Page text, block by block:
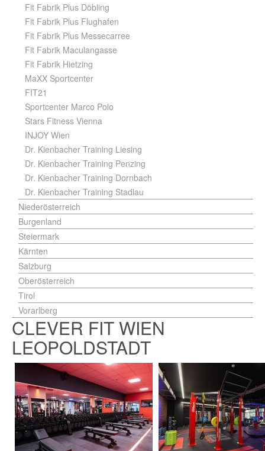
Fit Fabrik Plus Döbling
Fit Fabrik Plus Flughafen
Fit Fabrik Plus Messecarree
Fit Fabrik Maculangasse
Fit Fabrik Hietzing
MaXX Sportcenter
FIT21
Sportcenter Marco Polo
Stars Fitness Vienna
INJOY Wien
Dr. Kienbacher Training Liesing
Dr. Kienbacher Training Penzing
Dr. Kienbacher Training Dornbach
Dr. Kienbacher Training Stadlau
Niederösterreich
Burgenland
Steiermark
Kärnten
Salzburg
Oberösterreich
Tirol
Vorarlberg
CLEVER FIT WIEN
LEOPOLDSTADT